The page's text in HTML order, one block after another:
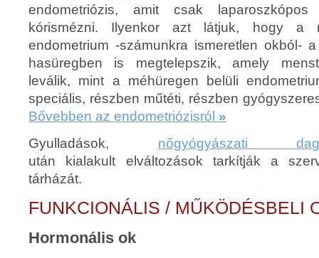
endometriózis, amit csak laparoszkópos
kórismézni. Ilyenkor azt látjuk, hogy a
endometrium -számunkra ismeretlen okból-
hasüregben is megtelepszik, amely
leválik, mint a méhüregen belüli
speciális, részben műtéti, részben
Bővebben az endometriózisról »
Gyulladások, nőgyógyászati
után kialakult elváltozások tarkítják a
tárházát.
FUNKCIONÁLIS / MŰKÖDÉSBELI
Hormonális ok